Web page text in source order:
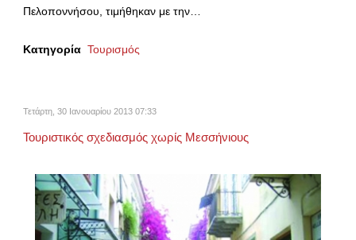
Πελοποννήσου, τιμήθηκαν με την…
Κατηγορία Τουρισμός
Τετάρτη, 30 Ιανουαρίου 2013 07:33
Τουριστικός σχεδιασμός χωρίς Μεσσήνιους